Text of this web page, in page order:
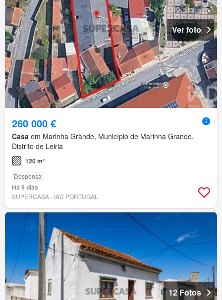
Ver foto
260 000 €
Casa em Marinha Grande, Município de Marinha Grande,
Distrito de Leiria
120 m²
Despensa
Há 9 dias
SUPERCASA - IAD PORTUGAL
12 Fotos